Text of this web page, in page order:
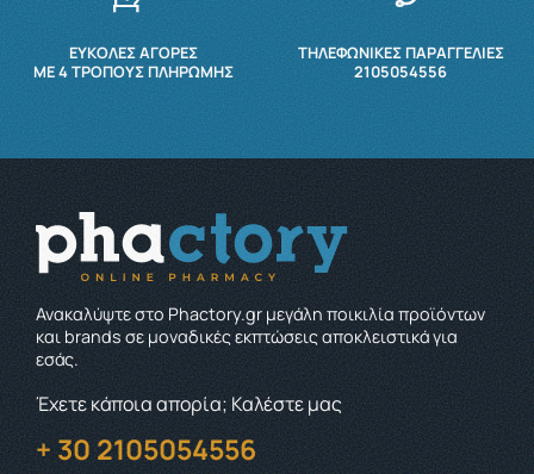
ΕΥΚΟΛΕΣ ΑΓΟΡΕΣ
ΜΕ 4 ΤΡΌΠΟΥΣ ΠΛΗΡΩΜΉΣ
ΤΗΛΕΦΩΝΙΚΕΣ ΠΑΡΑΓΓΕΛΙΕΣ
2105054556
Ανακαλύψτε στο Phactory.gr μεγάλη ποικιλία προϊόντων
και brands σε μοναδικές εκπτώσεις αποκλειστικά για
εσάς.
Έχετε κάποια απορία; Καλέστε μας
+ 30 2105054556